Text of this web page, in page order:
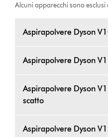
Alcuni apparecchi sono
Aspirapolvere Dyson
Aspirapolvere Dyson
Aspirapolvere Dyson
scatto
Aspirapolvere Dyson